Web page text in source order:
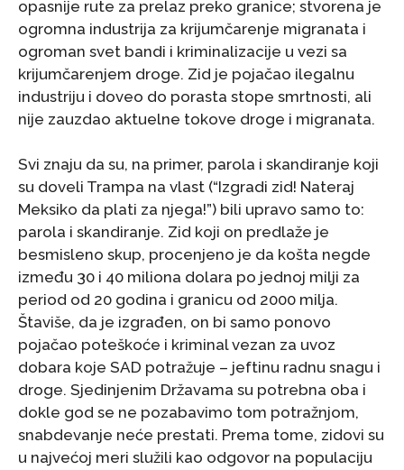
opasnije rute za prelaz preko granice; stvorena je
ogromna industrija za krijumčarenje migranata i
ogroman svet bandi i kriminalizacije u vezi sa
krijumčarenjem droge. Zid je pojačao ilegalnu
industriju i doveo do porasta stope smrtnosti, ali
nije zauzdao aktuelne tokove droge i migranata.
Svi znaju da su, na primer, parola i skandiranje koji
su doveli Trampa na vlast (“Izgradi zid! Nateraj
Meksiko da plati za njega!”) bili upravo samo to:
parola i skandiranje. Zid koji on predlaže je
besmisleno skup, procenjeno je da košta negde
između 30 i 40 miliona dolara po jednoj milji za
period od 20 godina i granicu od 2000 milja.
Štaviše, da je izgrađen, on bi samo ponovo
pojačao poteškoće i kriminal vezan za uvoz
dobara koje SAD potražuje – jeftinu radnu snagu i
droge. Sjedinjenim Državama su potrebna oba i
dokle god se ne pozabavimo tom potražnjom,
snabdevanje neće prestati. Prema tome, zidovi su
u najvećoj meri služili kao odgovor na populaciju